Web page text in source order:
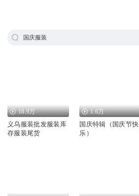
国庆服装
18.9万
义乌服装批发服装库
存服装尾货
1.6万
国庆特辑（国庆节快
乐）